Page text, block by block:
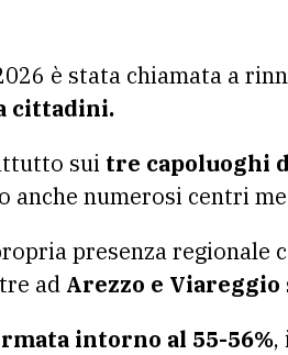
è stata chiamata a
cittadini.
sui tre capoluoghi
anche numerosi centri
presenza regionale
ad Arezzo e
intorno al 55-56%,